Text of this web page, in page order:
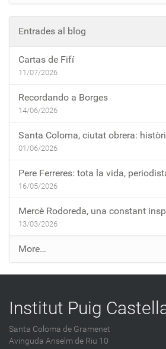
Entrades al blog
Cartas de Fifí
11/07/2026
Recordando a Borges
14/06/2026
Santa Coloma, ciutat obrera:
01/06/2026
Pere Ferreres: tota la vida,
16/05/2026
Mercè Rodoreda, una constant
13/03/2026
E
n
t
a
e
More…
Institut Puig
Santa Coloma de Gramenet
Avinguda Anselm de Riu 10